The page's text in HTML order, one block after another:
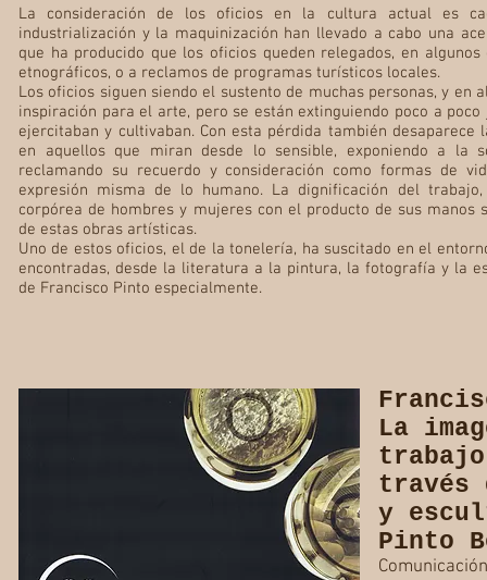
La
través
y
Pinto
La consideración de los oficios en la cultura actual es
industrialización y la maquinización han llevado a cabo una
que ha producido que los oficios queden relegados, en
etnográficos, o a reclamos de programas turísticos locales.
Los oficios siguen siendo el sustento de muchas personas, y en
inspiración para el arte, pero se están extinguiendo poco a
ejercitaban y cultivaban. Con esta pérdida también desaparece
en aquellos que miran desde lo sensible, exponiendo a la
reclamando su recuerdo y consideración como formas de
expresión misma de lo humano. La dignificación del
corpórea de hombres y mujeres con el producto de sus manos
de estas obras artísticas.
Uno de estos oficios, el de la tonelería, ha suscitado en el
encontradas, desde la literatura a la pintura, la fotografía y la
de Francisco Pinto especialmente.